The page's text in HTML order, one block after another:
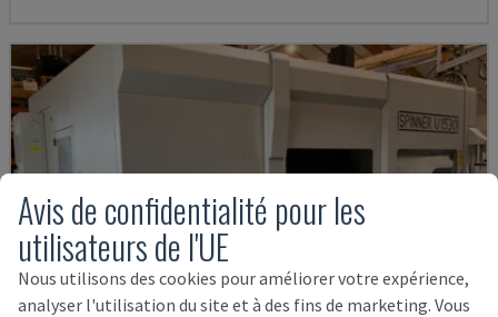
Avis de confidentialité pour les
utilisateurs de l'UE
Nous utilisons des cookies pour améliorer votre expérience,
analyser l'utilisation du site et à des fins de marketing. Vous